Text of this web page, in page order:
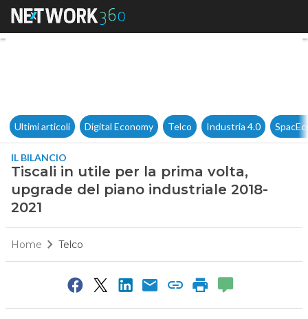
Tiscali in utile per la prima
Ultimi articoli Digital Economy Telco Industria 4.0
IL BILANCIO
Tiscali in utile per la prima volta,
upgrade del piano industriale 2018-
2021
Home Telco